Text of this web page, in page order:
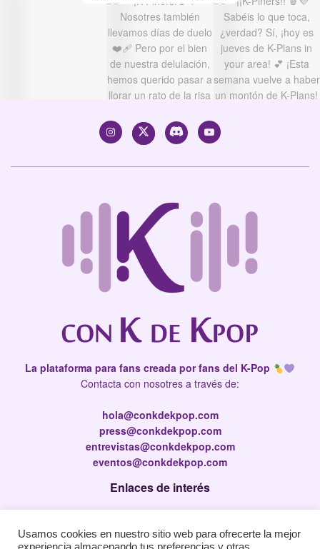
La plataforma para fans creada por fans del K-Pop
Contacta con nosotres a través de:
hola@conkdekpop.com
press@conkdekpop.com
entrevistas@conkdekpop.com
eventos@conkdekpop.com
Enlaces de interés
Política de privacidad
Usamos cookies en nuestro sitio web para ofrecerte la mejor